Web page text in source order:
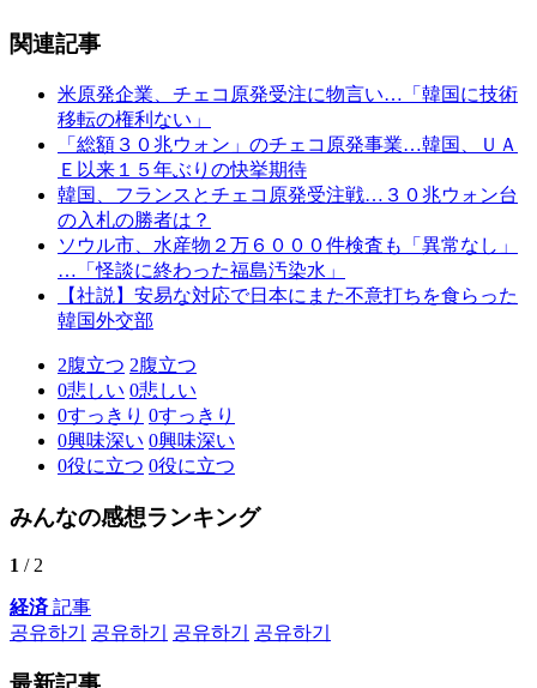
関連記事
米原発企業、チェコ原発受注に物言い…「韓国に技術
移転の権利ない」
「総額３０兆ウォン」のチェコ原発事業…韓国、ＵＡ
Ｅ以来１５年ぶりの快挙期待
韓国、フランスとチェコ原発受注戦…３０兆ウォン台
の入札の勝者は？
ソウル市、水産物２万６０００件検査も「異常なし」
…「怪談に終わった福島汚染水」
【社説】安易な対応で日本にまた不意打ちを食らった
韓国外交部
2腹立つ 2腹立つ
0悲しい 0悲しい
0すっきり 0すっきり
0興味深い 0興味深い
0役に立つ 0役に立つ
みんなの感想ランキング
1 / 2
経済記事
공유하기
공유하기 공유하기 공유하기